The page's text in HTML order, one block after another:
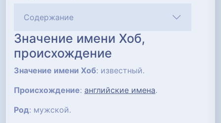
Содержание
Значение имени Хоб,
происхождение
Значение имени Хоб: известный.
Происхождение: английские имена.
Род: мужской.